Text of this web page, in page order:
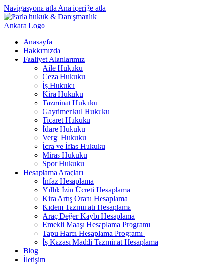
Navigasyona atla Ana içeriğe atla
Anasayfa
Hakkımızda
Faaliyet Alanlarımız
Aile Hukuku
Ceza Hukuku
İş Hukuku
Kira Hukuku
Tazminat Hukuku
Gayrimenkul Hukuku
Ticaret Hukuku
İdare Hukuku
Vergi Hukuku
İcra ve İflas Hukuku
Miras Hukuku
Spor Hukuku
Hesaplama Araçları
İnfaz Hesaplama
Yıllık İzin Ücreti Hesaplama
Kira Artış Oranı Hesaplama
Kıdem Tazminatı Hesaplama
Araç Değer Kaybı Hesaplama
Emekli Maaşı Hesaplama Programı
Tapu Harcı Hesaplama Programı
İş Kazası Maddi Tazminat Hesaplama
Blog
İletişim